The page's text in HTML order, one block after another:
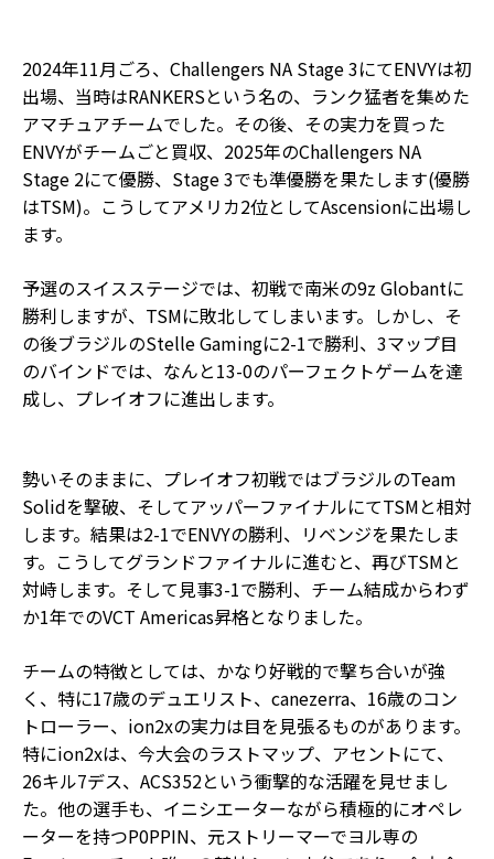
2024年11月ごろ、Challengers NA Stage 3にてENVYは初
出場、当時はRANKERSという名の、ランク猛者を集めた
アマチュアチームでした。その後、その実力を買った
ENVYがチームごと買収、2025年のChallengers NA
Stage 2にて優勝、Stage 3でも準優勝を果たします(優勝
はTSM)。こうしてアメリカ2位としてAscensionに出場し
ます。
予選のスイスステージでは、初戦で南米の9z Globantに
勝利しますが、TSMに敗北してしまいます。しかし、そ
の後ブラジルのStelle Gamingに2-1で勝利、3マップ目
のバインドでは、なんと13-0のパーフェクトゲームを達
成し、プレイオフに進出します。
勢いそのままに、プレイオフ初戦ではブラジルのTeam
Solidを撃破、そしてアッパーファイナルにてTSMと相対
します。結果は2-1でENVYの勝利、リベンジを果たしま
す。こうしてグランドファイナルに進むと、再びTSMと
対峙します。そして見事3-1で勝利、チーム結成からわず
か1年でのVCT Americas昇格となりました。
チームの特徴としては、かなり好戦的で撃ち合いが強
く、特に17歳のデュエリスト、canezerra、16歳のコン
トローラー、ion2xの実力は目を見張るものがあります。
特にion2xは、今大会のラストマップ、アセントにて、
26キル7デス、ACS352という衝撃的な活躍を見せまし
た。他の選手も、イニシエーターながら積極的にオペレ
ーターを持つP0PPIN、元ストリーマーでヨル専の